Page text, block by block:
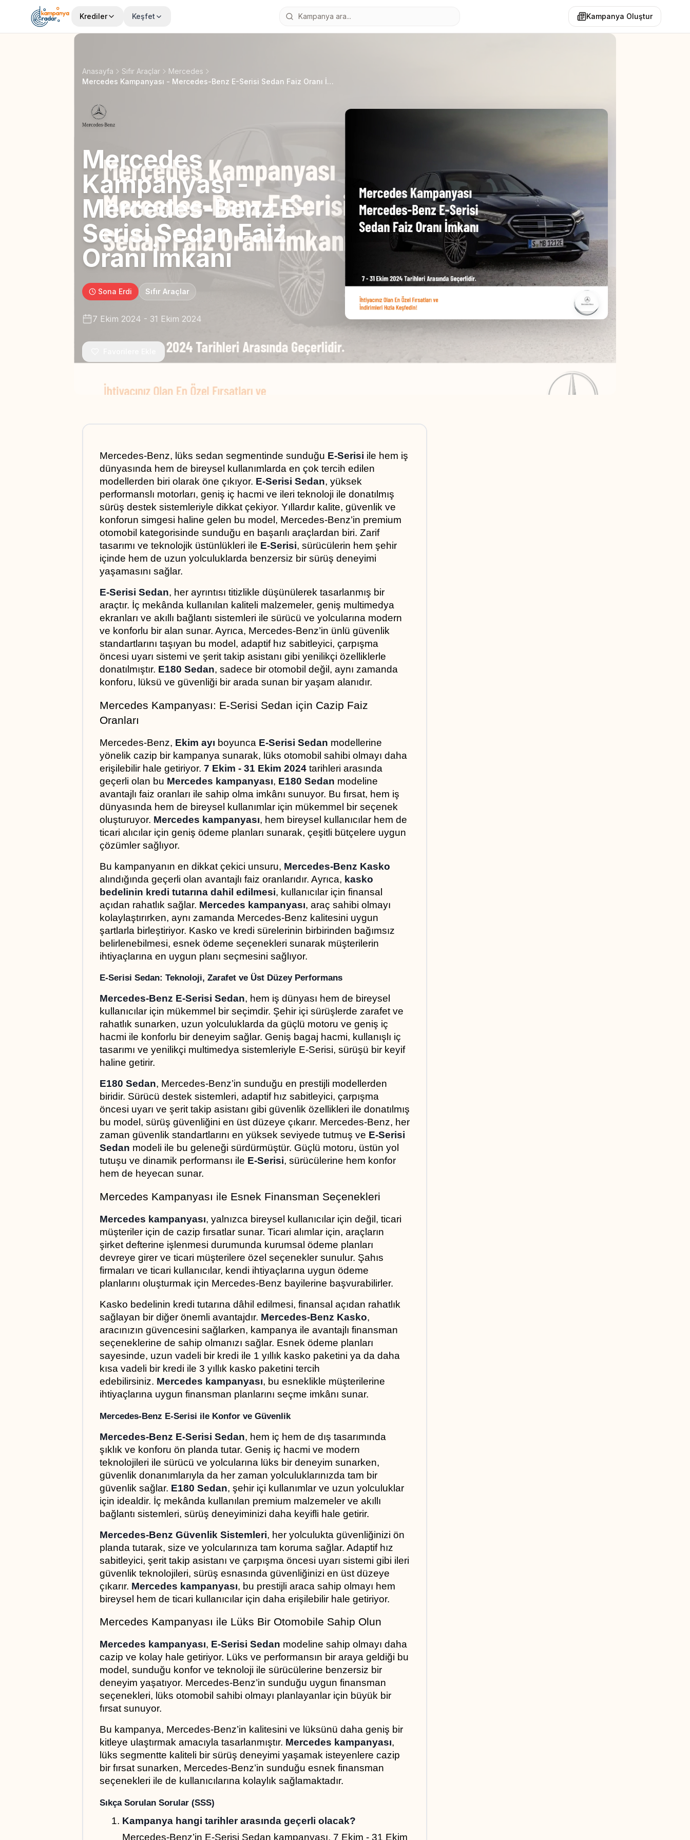
Krediler Keşfet Kampanya Oluştur
Anasayfa Sıfır Araçlar
Mercedes
Mercedes Kampanyası - Mercedes-Benz E-Serisi Sedan Faiz Oranı İmkanı
Mercedes
Kampanyası -
Mercedes-Benz E-
Serisi Sedan Faiz
Oranı İmkanı
Sona Erdi Sıfır Araçlar
7 Ekim 2024 - 31 Ekim 2024
Mercedes-Benz, lüks sedan segmentinde sunduğu E-Serisi ile hem iş
dünyasında hem de bireysel kullanımlarda en çok tercih edilen
modellerden biri olarak öne çıkıyor. E-Serisi Sedan, yüksek
performanslı motorları, geniş iç hacmi ve ileri teknoloji ile donatılmış
sürüş destek sistemleriyle dikkat çekiyor. Yıllardır kalite, güvenlik ve
konforun simgesi haline gelen bu model, Mercedes-Benz’in premium
otomobil kategorisinde sunduğu en başarılı araçlardan biri. Zarif
tasarımı ve teknolojik üstünlükleri ile E-Serisi, sürücülerin hem şehir
içinde hem de uzun yolculuklarda benzersiz bir sürüş deneyimi
yaşamasını sağlar.
E-Serisi Sedan, her ayrıntısı titizlikle düşünülerek tasarlanmış bir
araçtır. İç mekânda kullanılan kaliteli malzemeler, geniş multimedya
ekranları ve akıllı bağlantı sistemleri ile sürücü ve yolcularına modern
ve konforlu bir alan sunar. Ayrıca, Mercedes-Benz’in ünlü güvenlik
standartlarını taşıyan bu model, adaptif hız sabitleyici, çarpışma
öncesi uyarı sistemi ve şerit takip asistanı gibi yenilikçi özelliklerle
donatılmıştır. E180 Sedan, sadece bir otomobil değil, aynı zamanda
konforu, lüksü ve güvenliği bir arada sunan bir yaşam alanıdır.
Mercedes Kampanyası: E-Serisi Sedan için Cazip Faiz
Oranları
Mercedes-Benz, Ekim ayı boyunca E-Serisi Sedan modellerine
yönelik cazip bir kampanya sunarak, lüks otomobil sahibi olmayı daha
erişilebilir hale getiriyor. 7 Ekim - 31 Ekim 2024 tarihleri arasında
geçerli olan bu Mercedes kampanyası, E180 Sedan modeline
avantajlı faiz oranları ile sahip olma imkânı sunuyor. Bu fırsat, hem iş
dünyasında hem de bireysel kullanımlar için mükemmel bir seçenek
oluşturuyor. Mercedes kampanyası, hem bireysel kullanıcılar hem de
ticari alıcılar için geniş ödeme planları sunarak, çeşitli bütçelere uygun
çözümler sağlıyor.
Bu kampanyanın en dikkat çekici unsuru, Mercedes-Benz Kasko
alındığında geçerli olan avantajlı faiz oranlarıdır. Ayrıca, kasko
bedelinin kredi tutarına dahil edilmesi, kullanıcılar için finansal
açıdan rahatlık sağlar. Mercedes kampanyası, araç sahibi olmayı
kolaylaştırırken, aynı zamanda Mercedes-Benz kalitesini uygun
şartlarla birleştiriyor. Kasko ve kredi sürelerinin birbirinden bağımsız
belirlenebilmesi, esnek ödeme seçenekleri sunarak müşterilerin
ihtiyaçlarına en uygun planı seçmesini sağlıyor.
E-Serisi Sedan: Teknoloji, Zarafet ve Üst Düzey Performans
Mercedes-Benz E-Serisi Sedan, hem iş dünyası hem de bireysel
kullanıcılar için mükemmel bir seçimdir. Şehir içi sürüşlerde zarafet ve
rahatlık sunarken, uzun yolculuklarda da güçlü motoru ve geniş iç
hacmi ile konforlu bir deneyim sağlar. Geniş bagaj hacmi, kullanışlı iç
tasarımı ve yenilikçi multimedya sistemleriyle E-Serisi, sürüşü bir keyif
haline getirir.
E180 Sedan, Mercedes-Benz’in sunduğu en prestijli modellerden
biridir. Sürücü destek sistemleri, adaptif hız sabitleyici, çarpışma
öncesi uyarı ve şerit takip asistanı gibi güvenlik özellikleri ile donatılmış
bu model, sürüş güvenliğini en üst düzeye çıkarır. Mercedes-Benz, her
zaman güvenlik standartlarını en yüksek seviyede tutmuş ve E-Serisi
Sedan modeli ile bu geleneği sürdürmüştür. Güçlü motoru, üstün yol
tutuşu ve dinamik performansı ile E-Serisi, sürücülerine hem konfor
hem de heyecan sunar.
Mercedes Kampanyası ile Esnek Finansman Seçenekleri
Mercedes kampanyası, yalnızca bireysel kullanıcılar için değil, ticari
müşteriler için de cazip fırsatlar sunar. Ticari alımlar için, araçların
şirket defterine işlenmesi durumunda kurumsal ödeme planları
devreye girer ve ticari müşterilere özel seçenekler sunulur. Şahıs
firmaları ve ticari kullanıcılar, kendi ihtiyaçlarına uygun ödeme
planlarını oluşturmak için Mercedes-Benz bayilerine başvurabilirler.
Kasko bedelinin kredi tutarına dâhil edilmesi, finansal açıdan rahatlık
sağlayan bir diğer önemli avantajdır. Mercedes-Benz Kasko,
aracınızın güvencesini sağlarken, kampanya ile avantajlı finansman
seçeneklerine de sahip olmanızı sağlar. Esnek ödeme planları
sayesinde, uzun vadeli bir kredi ile 1 yıllık kasko paketini ya da daha
kısa vadeli bir kredi ile 3 yıllık kasko paketini tercih
edebilirsiniz. Mercedes kampanyası, bu esneklikle müşterilerine
ihtiyaçlarına uygun finansman planlarını seçme imkânı sunar.
Mercedes-Benz E-Serisi ile Konfor ve Güvenlik
Mercedes-Benz E-Serisi Sedan, hem iç hem de dış tasarımında
şıklık ve konforu ön planda tutar. Geniş iç hacmi ve modern
teknolojileri ile sürücü ve yolcularına lüks bir deneyim sunarken,
güvenlik donanımlarıyla da her zaman yolculuklarınızda tam bir
güvenlik sağlar. E180 Sedan, şehir içi kullanımlar ve uzun yolculuklar
için idealdir. İç mekânda kullanılan premium malzemeler ve akıllı
bağlantı sistemleri, sürüş deneyiminizi daha keyifli hale getirir.
Mercedes-Benz Güvenlik Sistemleri, her yolculukta güvenliğinizi ön
planda tutarak, size ve yolcularınıza tam koruma sağlar. Adaptif hız
sabitleyici, şerit takip asistanı ve çarpışma öncesi uyarı sistemi gibi ileri
güvenlik teknolojileri, sürüş esnasında güvenliğinizi en üst düzeye
çıkarır. Mercedes kampanyası, bu prestijli araca sahip olmayı hem
bireysel hem de ticari kullanıcılar için daha erişilebilir hale getiriyor.
Mercedes Kampanyası ile Lüks Bir Otomobile Sahip Olun
Mercedes kampanyası, E-Serisi Sedan modeline sahip olmayı daha
cazip ve kolay hale getiriyor. Lüks ve performansın bir araya geldiği bu
model, sunduğu konfor ve teknoloji ile sürücülerine benzersiz bir
deneyim yaşatıyor. Mercedes-Benz’in sunduğu uygun finansman
seçenekleri, lüks otomobil sahibi olmayı planlayanlar için büyük bir
fırsat sunuyor.
Bu kampanya, Mercedes-Benz’in kalitesini ve lüksünü daha geniş bir
kitleye ulaştırmak amacıyla tasarlanmıştır. Mercedes kampanyası,
lüks segmentte kaliteli bir sürüş deneyimi yaşamak isteyenlere cazip
bir fırsat sunarken, Mercedes-Benz’in sunduğu esnek finansman
seçenekleri ile de kullanıcılarına kolaylık sağlamaktadır.
Sıkça Sorulan Sorular (SSS)
Kampanya hangi tarihler arasında geçerli olacak?
Mercedes-Benz’in E-Serisi Sedan kampanyası, 7 Ekim - 31 Ekim